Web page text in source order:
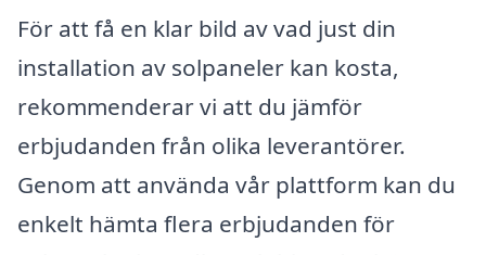
För att få en klar bild av vad just din
installation av solpaneler kan kosta,
rekommenderar vi att du jämför
erbjudanden från olika leverantörer.
Genom att använda vår plattform kan du
enkelt hämta flera erbjudanden för